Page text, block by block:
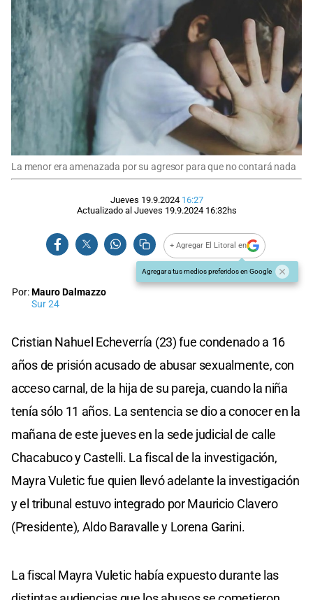
La menor era amenazada por su agresor para que no contará nada
Jueves 19.9.2024 16:27
Actualizado al Jueves 19.9.2024 16:32hs
+ Agregar El Litoral en
Agregar a tus medios preferidos en Google
Por:Mauro Dalmazzo
Sur 24
Cristian Nahuel Echeverría (23) fue condenado a 16
años de prisión acusado de abusar sexualmente, con
acceso carnal, de la hija de su pareja, cuando la niña
tenía sólo 11 años. La sentencia se dio a conocer en la
mañana de este jueves en la sede judicial de calle
Chacabuco y Castelli. La fiscal de la investigación,
Mayra Vuletic fue quien llevó adelante la investigación
y el tribunal estuvo integrado por Mauricio Clavero
(Presidente), Aldo Baravalle y Lorena Garini.
La fiscal Mayra Vuletic había expuesto durante las